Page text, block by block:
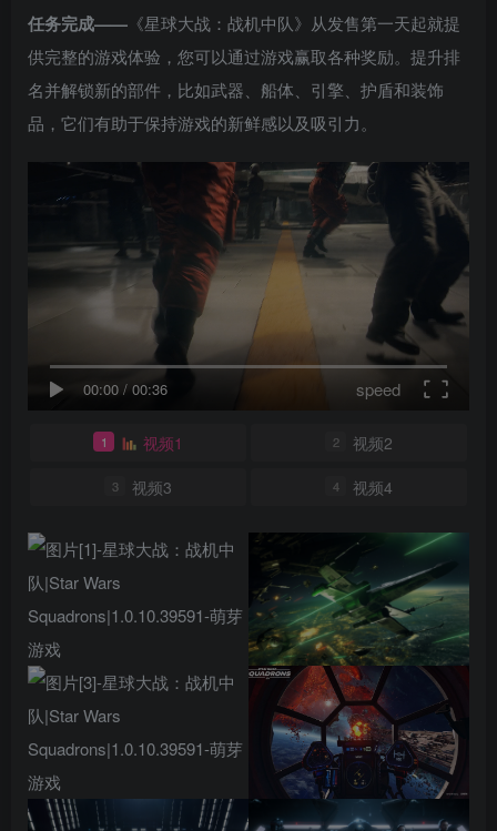
任务完成—— 《星球大战：战机中队》从发售第一天起就提
供完整的游戏体验，您可以通过游戏赢取各种奖励。提升排
名并解锁新的部件，比如武器、船体、引擎、护盾和装饰
品，它们有助于保持游戏的新鲜感以及吸引力。
00:00 / 00:36 speed
1 视频1 2 视频2
3 视频3 4 视频4